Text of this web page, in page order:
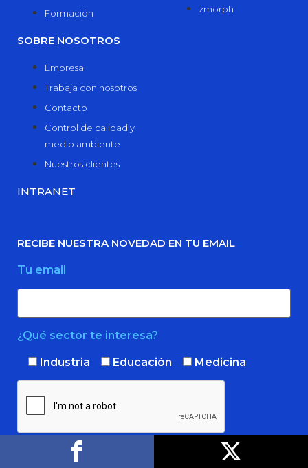
Formación
SOBRE NOSOTROS
Empresa
Trabaja con nosotros
Contacto
Control de calidad y
medio ambiente
Nuestros clientes
INTRANET
zmorph
RECIBE NUESTRA NOVEDAD EN TU EMAIL
Tu email
¿Qué sector te interesa?
Industria Educación Medicina
Confirmo que he leído y acepto lapolítica
de privacidad